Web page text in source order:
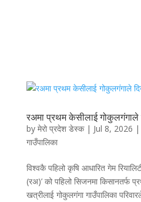
रअमा प्रथम केसीलाई गोकुलगंगाले
by मेरो प्रदेश डेस्क| Jul 8, 2026 |
गाउँपालिका
विश्वकै पहिलो कृषि आधारित गेम
(रअ)’ को पहिलो सिजनमा किसानतर्फ
खत्रीलाई गोकुलगंगा गाउँपालिका